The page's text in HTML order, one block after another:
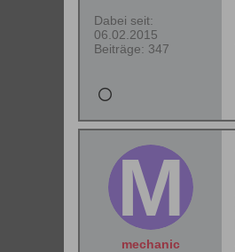
Dabei seit:
06.02.2015
Beiträge: 347
mechanic